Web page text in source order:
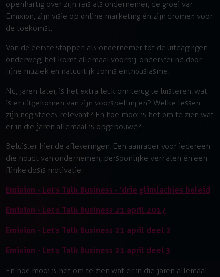
openhartig over zijn reis als ondernemer, de groei van
Emixion, zijn visie op online marketing én zijn dromen voor
de toekomst.
Van de eerste stappen als ondernemer tot de uitdagingen
onderweg, het komt allemaal voorbij, ondersteund door
fijne muziek en natuurlijk Johns enthousiasme.
Nu, jaren later, is het extra leuk om terug te luisteren: wat
is er uitgekomen van zijn voorspellingen? Welke lessen
zijn nog steeds relevant? En hoe mooi is het om te zien wat
er in die jaren allemaal is opgebouwd?
Beluister hier de afleveringen: Een aanrader voor iedereen
die houdt van ondernemen, persoonlijke verhalen én een
flinke dosis motivatie.
Emixion - Let's Talk Business - 'drie glimlachjes beleid
Emixion - Let's Talk Business 21 april 2017
Emixion - Let's Talk Business 21 april deel 2
Emixion - Let's Talk Business 21 april deel 3
En hoe mooi is het om te zien wat er in die jaren allemaal